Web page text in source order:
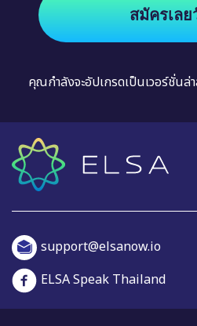
สมัครเล
คุณกำลังจะอัปเกรดเป็นเวอร์ชั่น
support@elsanow.io
ELSA Speak Thailand